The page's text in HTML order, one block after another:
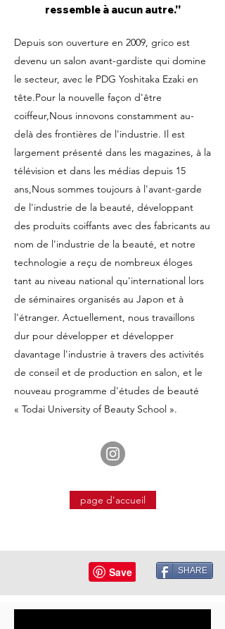
ressemble à aucun autre.''
Depuis son ouverture en 2009, grico est
devenu un salon avant-gardiste qui domine
le secteur, avec le PDG Yoshitaka Ezaki en
tête.Pour la nouvelle façon d'être
coiffeur,Nous innovons constamment au-
delà des frontières de l'industrie. Il est
largement présenté dans les magazines, à la
télévision et dans les médias depuis 15
ans,Nous sommes toujours à l'avant-garde
de l'industrie de la beauté, développant
des produits coiffants avec des fabricants au
nom de l'industrie de la beauté, et notre
technologie a reçu de nombreux éloges
tant au niveau national qu'international lors
de séminaires organisés au Japon et à
l'étranger. Actuellement, nous travaillons
dur pour développer et développer
davantage l'industrie à travers des activités
de conseil et de production en salon, et le
nouveau programme d'études de beauté
« Todai University of Beauty School ».
page d'accueil
SHARE